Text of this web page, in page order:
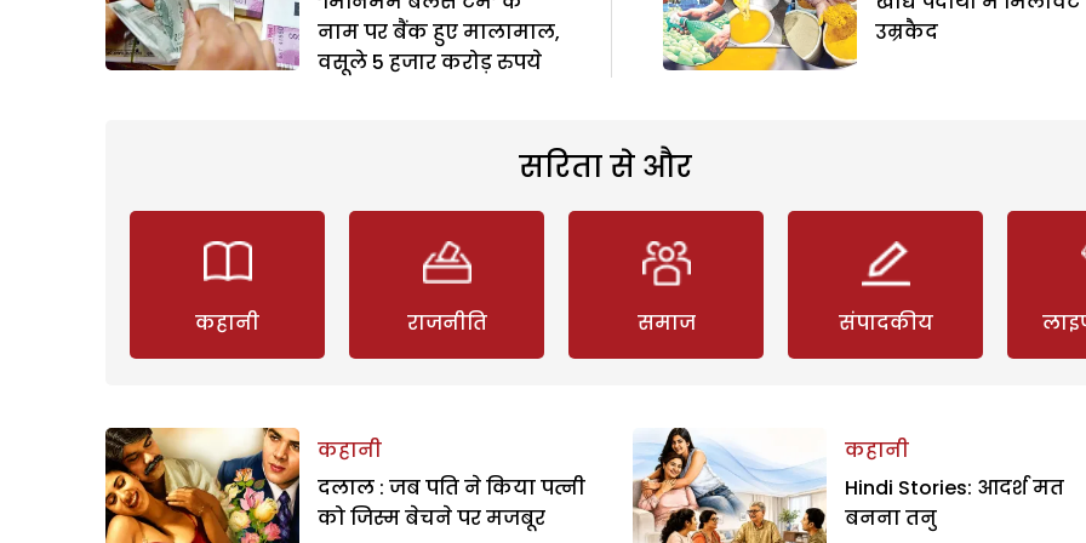
नाम पर बैंक हुए मालामाल,
वसूले 5 हजार करोड़ रुपये
उम्रकैद
सरिता से और
कहानी राजनीति समाज संपादकीय
कहानी
दलाल : जब पति ने किया पत्नी
को जिस्म बेचने पर मजबूर
कहानी
Hindi Stories: आदर्श मत
बनना तनु